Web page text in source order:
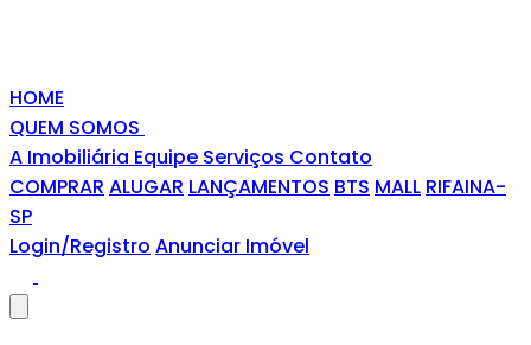
HOME
QUEM SOMOS
A Imobiliária Equipe Serviços Contato
COMPRAR ALUGAR LANÇAMENTOS BTS MALL RIFAINA-
SP
Login/Registro Anunciar Imóvel